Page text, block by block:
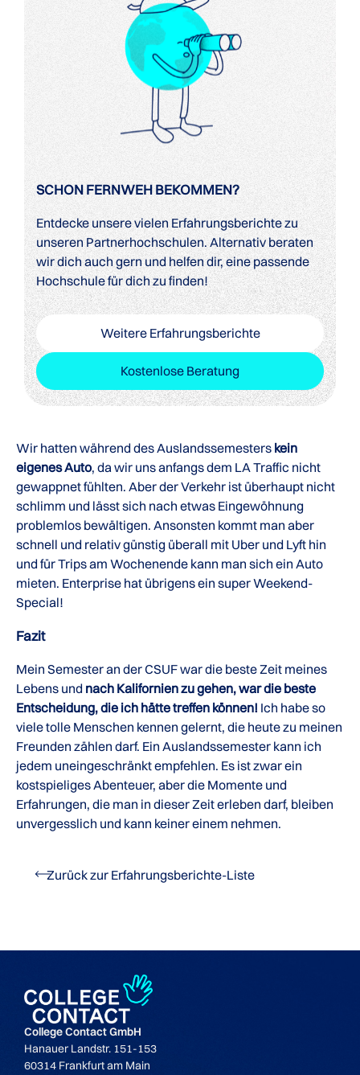
SCHON FERNWEH BEKOMMEN?
Entdecke unsere vielen Erfahrungsberichte zu
unseren Partnerhochschulen. Alternativ beraten
wir dich auch gern und helfen dir, eine passende
Hochschule für dich zu finden!
Weitere Erfahrungsberichte
Kostenlose Beratung
Wir hatten während des Auslandssemesters kein
eigenes Auto, da wir uns anfangs dem LA Traffic nicht
gewappnet fühlten. Aber der Verkehr ist überhaupt nicht
schlimm und lässt sich nach etwas Eingewöhnung
problemlos bewältigen. Ansonsten kommt man aber
schnell und relativ günstig überall mit Uber und Lyft hin
und für Trips am Wochenende kann man sich ein Auto
mieten. Enterprise hat übrigens ein super Weekend-
Special!
Fazit
Mein Semester an der CSUF war die beste Zeit meines
Lebens und nach Kalifornien zu gehen, war die beste
Entscheidung, die ich hätte treffen können! Ich habe so
viele tolle Menschen kennen gelernt, die heute zu meinen
Freunden zählen darf. Ein Auslandssemester kann ich
jedem uneingeschränkt empfehlen. Es ist zwar ein
kostspieliges Abenteuer, aber die Momente und
Erfahrungen, die man in dieser Zeit erleben darf, bleiben
unvergesslich und kann keiner einem nehmen.
Zurück zur Erfahrungsberichte-Liste
College Contact GmbH
Hanauer Landstr. 151-153
60314 Frankfurt am Main